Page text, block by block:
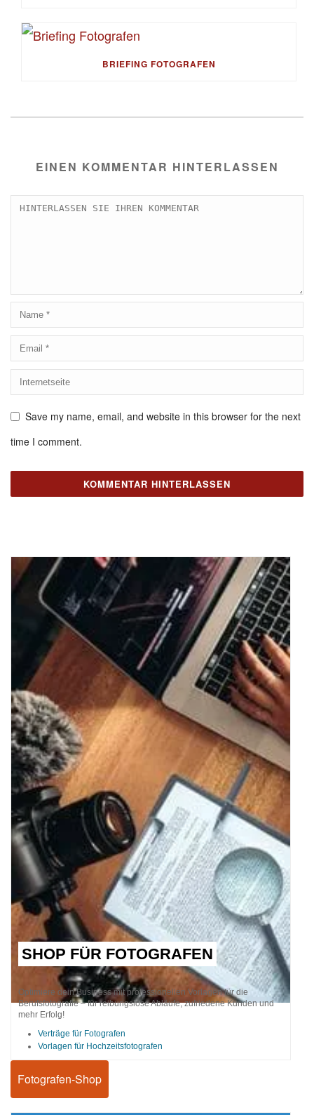
BRIEFING FOTOGRAFEN
EINEN KOMMENTAR HINTERLASSEN
Save my name, email, and website in this browser for the next
time I comment.
SHOP FÜR FOTOGRAFEN
Optimiere dein Business mit professionellen Vorlagen für die
Berufsfotografie – für reibungslose Abläufe, zufriedene Kunden und
mehr Erfolg!
Verträge für Fotografen
Vorlagen für Hochzeitsfotografen
Fotografen-Shop